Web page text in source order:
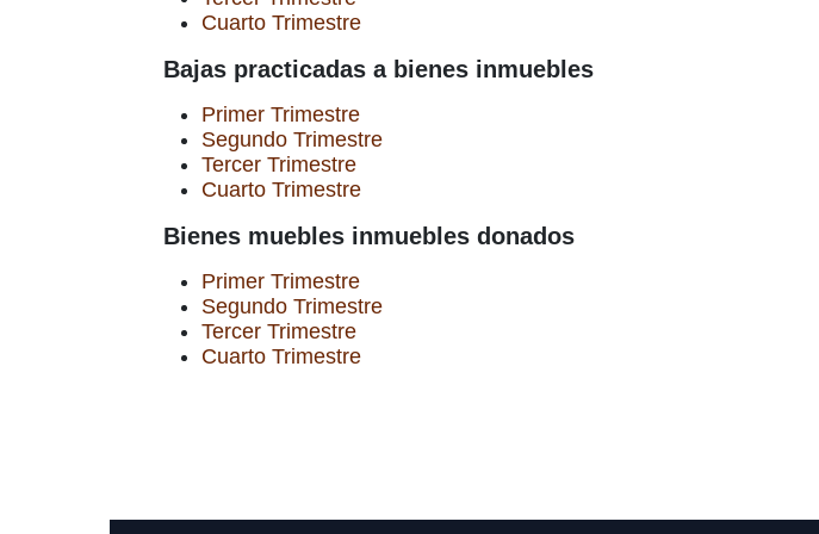
Cuarto Trimestre
Bajas practicadas a bienes inmuebles
Primer Trimestre
Segundo Trimestre
Tercer Trimestre
Cuarto Trimestre
Bienes muebles inmuebles donados
Primer Trimestre
Segundo Trimestre
Tercer Trimestre
Cuarto Trimestre